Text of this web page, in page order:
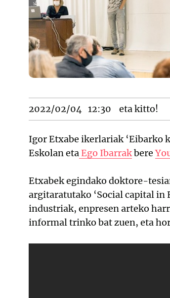
2022/02/04 12:30 eta kitto!
Igor Etxabe ikerlariak ‘Eibarko
Eskolan etaEgo Ibarrakbere
Etxabek egindako doktore-
argitaratutako ‘Social capital in
industriak, enpresen arteko
informal trinko bat zuen, eta